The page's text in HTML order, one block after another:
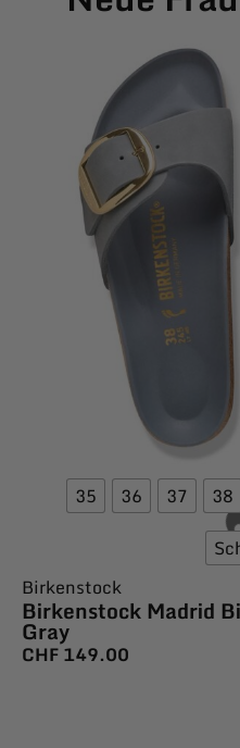
35 36 37 38
Birkenstock
Birkenstock Madrid
Gray
CHF149.00